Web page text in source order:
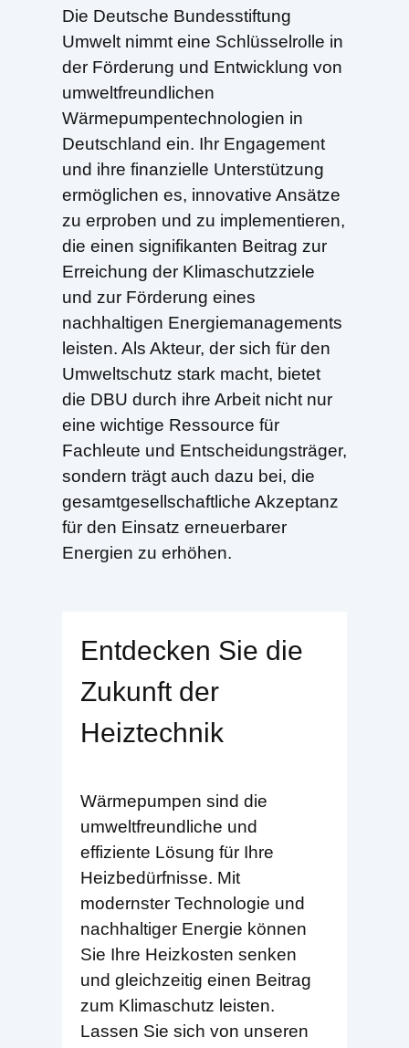
Die Deutsche Bundesstiftung
Umwelt nimmt eine Schlüsselrolle in
der Förderung und Entwicklung von
umweltfreundlichen
Wärmepumpentechnologien in
Deutschland ein. Ihr Engagement
und ihre finanzielle Unterstützung
ermöglichen es, innovative Ansätze
zu erproben und zu implementieren,
die einen signifikanten Beitrag zur
Erreichung der Klimaschutzziele
und zur Förderung eines
nachhaltigen Energiemanagements
leisten. Als Akteur, der sich für den
Umweltschutz stark macht, bietet
die DBU durch ihre Arbeit nicht nur
eine wichtige Ressource für
Fachleute und Entscheidungsträger,
sondern trägt auch dazu bei, die
gesamtgesellschaftliche Akzeptanz
für den Einsatz erneuerbarer
Energien zu erhöhen.
Entdecken Sie die
Zukunft der
Heiztechnik
Wärmepumpen sind die
umweltfreundliche und
effiziente Lösung für Ihre
Heizbedürfnisse. Mit
modernster Technologie und
nachhaltiger Energie können
Sie Ihre Heizkosten senken
und gleichzeitig einen Beitrag
zum Klimaschutz leisten.
Lassen Sie sich von unseren